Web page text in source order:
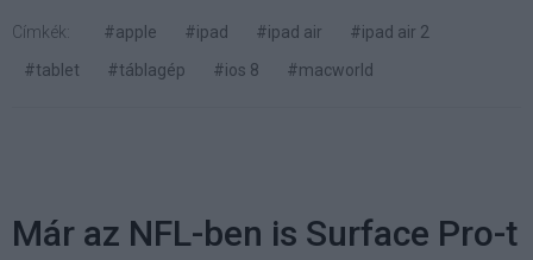
Címkék: #apple #ipad #ipad air
#ipad air 2
#tablet
#táblagép #ios 8 #macworld
Már az NFL-ben is Surface Pro-t